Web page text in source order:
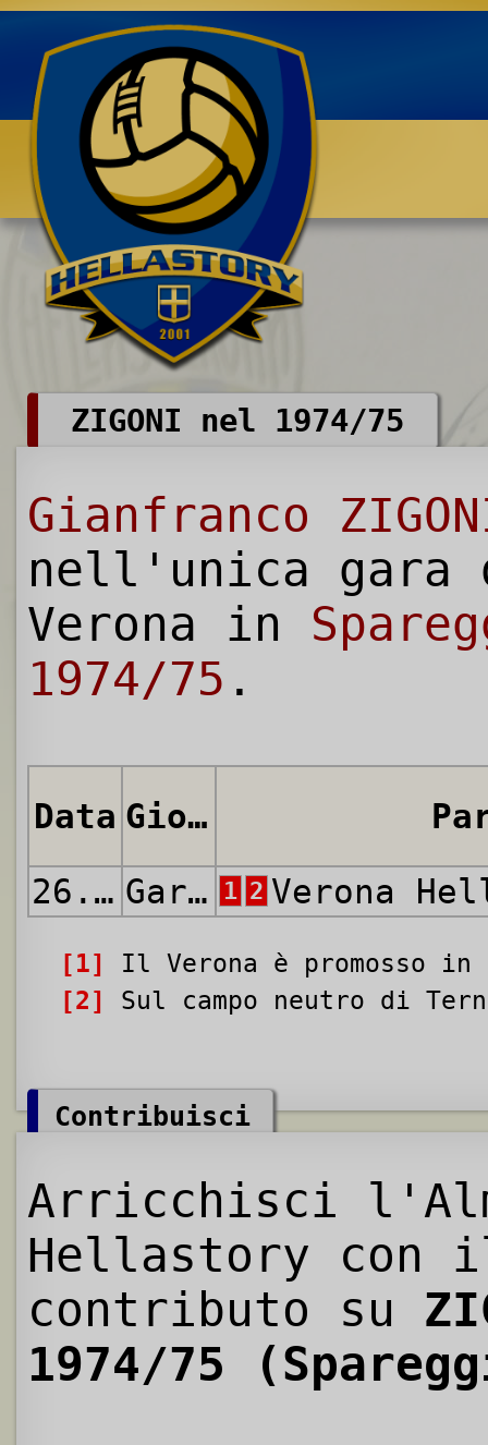
Benvenuti su HELLASTORY.net
ZIGONI nel 1974/75
Gianfranco
nell'unica gara
Verona in
1974/75 .
Data Giornata
26.06.1975
Gara Unica 1 2 Verona
[1]
Il Verona è promosso in
[2]
Sul campo neutro di
Contribuisci
Arricchisci
Hellastory con
contributo su
1974/75